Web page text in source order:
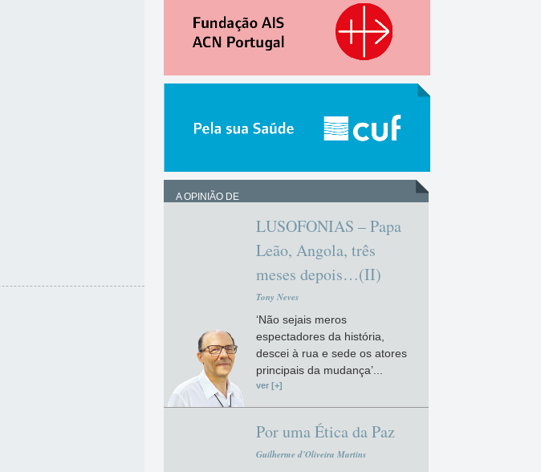
A OPINIÃO DE
LUSOFONIAS – Papa
Leão, Angola, três
meses depois…(II)
Tony Neves
‘Não sejais meros
espectadores da história,
descei à rua e sede os atores
principais da mudança’...
ver [+]
Por uma Ética da Paz
Guilherme d'Oliveira Martins